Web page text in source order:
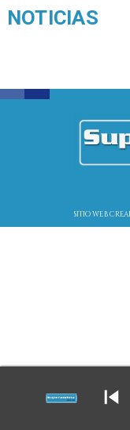
NOTICIAS
SITIO WEB